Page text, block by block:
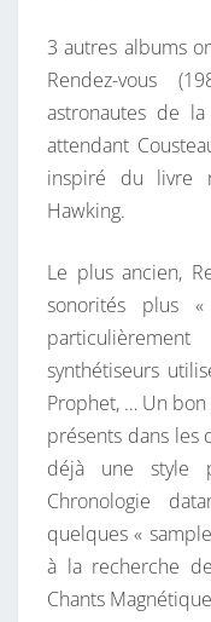
3 autres albums
Rendez-vous
astronautes de
attendant
inspiré du livre
Hawking.
Le plus ancien,
sonorités plus
synthétiseurs
Prophet, … Un bon
présents dans les
déjà une style
Chronologie
quelques «
à la recherche
Chants